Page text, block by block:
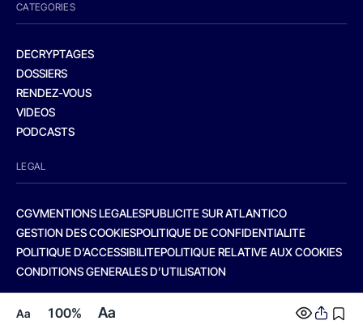
Aa 100% Aa
CATEGORIES
DECRYPTAGES
DOSSIERS
RENDEZ-VOUS
VIDEOS
PODCASTS
LEGAL
CGVMENTIONS LEGALESPUBLICITE SUR ATLANTICO
GESTION DES COOKIESPOLITIQUE DE CONFIDENTIALITE
POLITIQUE D’ACCESSIBILITEPOLITIQUE RELATIVE AUX COOKIES
CONDITIONS GENERALES D’UTILISATION